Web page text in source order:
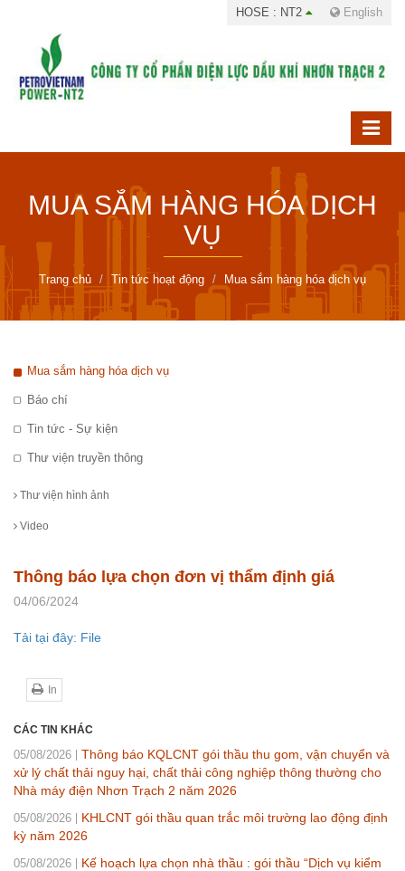
HOSE : NT2 English
MUA SẮM HÀNG HÓA DỊCH
VỤ
Trang chủ Tin tức hoạt động Mua sắm hàng hóa dịch vụ
Mua sắm hàng hóa dịch vụ
Báo chí
Tin tức - Sự kiện
Thư viện truyền thông
Thư viện hình ảnh
Video
Thông báo lựa chọn đơn vị thẩm định giá
04/06/2024
Tải tại đây: File
In
CÁC TIN KHÁC
05/08/2026
Thông báo KQLCNT gói thầu thu gom, vận chuyển và
xử lý chất thải nguy hại, chất thải công nghiệp thông thường cho
Nhà máy điện Nhơn Trạch 2 năm 2026
05/08/2026
KHLCNT gói thầu quan trắc môi trường lao động định
kỳ năm 2026
05/08/2026
Kế hoạch lựa chọn nhà thầu : gói thầu “Dịch vụ kiểm